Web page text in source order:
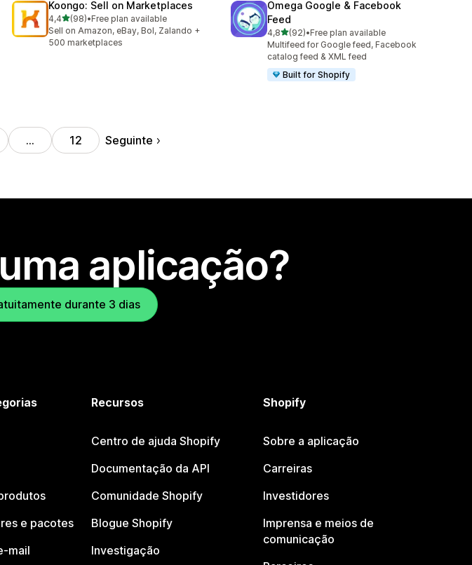
Koongo: Sell on Marketplaces
4,4de 5 estrelas
(98)
98 total de avaliações
•Free plan available
Sell on Amazon, eBay, Bol, Zalando +
500 marketplaces
Omega Google & Facebook
Feed
4,8de 5 estrelas
(92)
92 total de avaliações
•Free plan available
Multifeed for Google feed, Facebook
catalog feed & XML feed
Built for Shopify
… 12 Seguinte
aplicação?
durante 3 dias
e pacotes
mail
Recursos
Centro de ajuda Shopify
Documentação da API
Comunidade Shopify
Blogue Shopify
Investigação
Shopify
Sobre a aplicação
Carreiras
Investidores
Imprensa e meios de
comunicação